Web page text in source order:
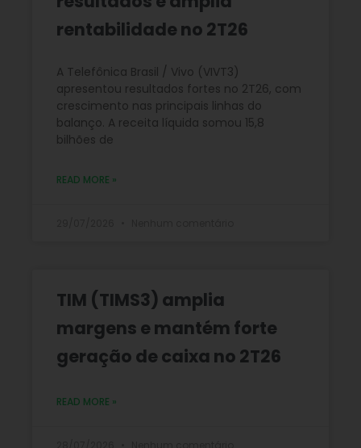
rentabilidade no 2T26
A Telefônica Brasil / Vivo (VIVT3)
apresentou resultados fortes no 2T26, com
crescimento nas principais linhas do
balanço. A receita líquida somou 15,8
bilhões de
READ MORE »
TIM (TIMS3) amplia
margens e mantém forte
geração de caixa no 2T26
READ MORE »